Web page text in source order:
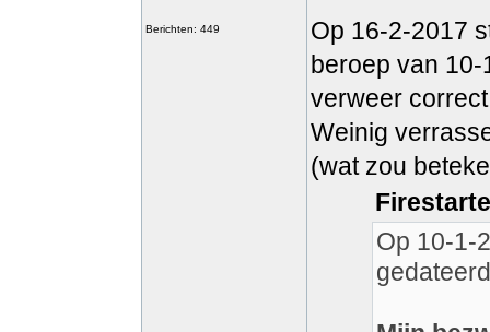
Berichten: 449
Op 16-2-2017
beroep van
verweer
Weinig
(wat zou
Op 10-1-